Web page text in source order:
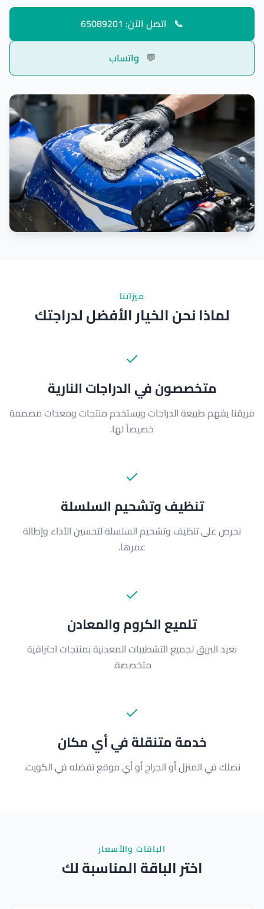
📞 اتصل الآن: 65089201
💬 واتساب
ميزاتنا
لماذا نحن الخيار الأفضل لدراجتك
متخصصون في الدراجات النارية
فريقنا يفهم طبيعة الدراجات ويستخدم منتجات ومعدات مصممة
خصيصاً لها.
تنظيف وتشحيم السلسلة
نحرص على تنظيف وتشحيم السلسلة لتحسين الأداء وإطالة
عمرها.
تلميع الكروم والمعادن
نعيد البريق لجميع التشطيبات المعدنية بمنتجات احترافية
متخصصة.
خدمة متنقلة في أي مكان
نصلك في المنزل أو الجراج أو أي موقع تفضله في الكويت.
الباقات والأسعار
اختر الباقة المناسبة لك